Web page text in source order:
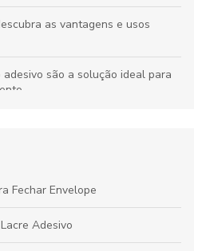
as vantagens e usos
são a solução ideal para
prática e eficiente para
Fechar Envelope
Adesivo